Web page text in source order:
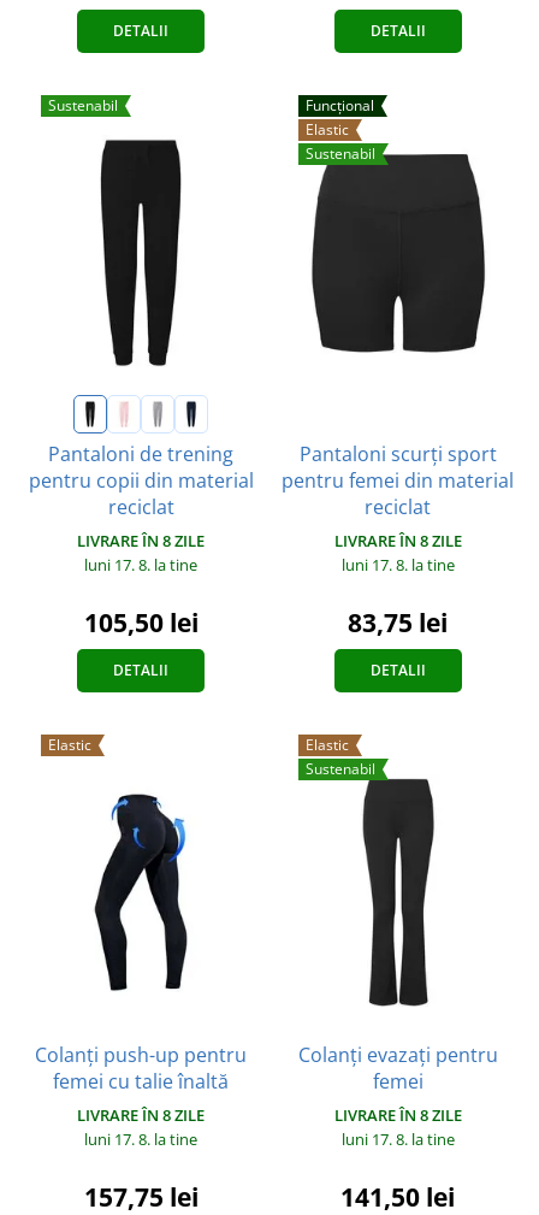
DETALII DETALII
Sustenabil
Pantaloni de trening
pentru copii din material
reciclat
LIVRARE ÎN 8 ZILE
luni 17. 8. la tine
105,50 lei
DETALII
Funcțional
Elastic
Sustenabil
Pantaloni scurți sport
pentru femei din material
reciclat
LIVRARE ÎN 8 ZILE
luni 17. 8. la tine
83,75 lei
DETALII
Elastic
Colanți push-up pentru
femei cu talie înaltă
LIVRARE ÎN 8 ZILE
luni 17. 8. la tine
157,75 lei
Elastic
Sustenabil
Colanți evazați pentru
femei
LIVRARE ÎN 8 ZILE
luni 17. 8. la tine
141,50 lei